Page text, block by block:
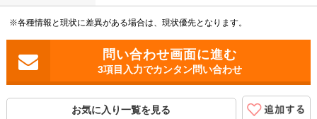
※各種情報と現状に差異がある場合は、現状優先となります。
3項目入力でカンタン問い合わせ
お気に入り一覧を見る